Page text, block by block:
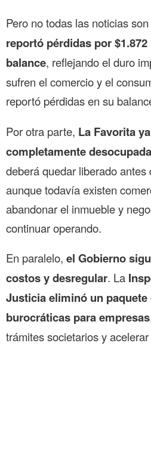
Pero no todas las noticias
reportó pérdidas por
balance, reflejando el duro
sufren el comercio y el
reportó pérdidas en su
Por otra parte, La Favorita
completamente desocupada
deberá quedar liberado antes
aunque todavía existen
abandonar el inmueble y
continuar operando.
En paralelo, el Gobierno
costos y desregular. La
Justicia eliminó un paquete
burocráticas para empresas
trámites societarios y